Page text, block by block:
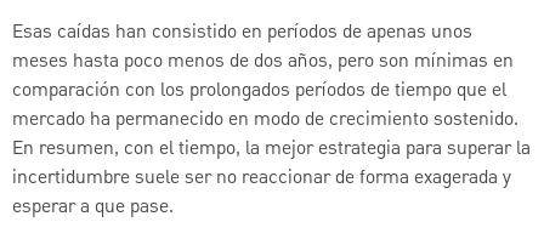
Esas caídas han consistido en períodos de apenas unos
meses hasta poco menos de dos años, pero son mínimas en
comparación con los prolongados períodos de tiempo que el
mercado ha permanecido en modo de crecimiento sostenido.
En resumen, con el tiempo, la mejor estrategia para superar la
incertidumbre suele ser no reaccionar de forma exagerada y
esperar a que pase.